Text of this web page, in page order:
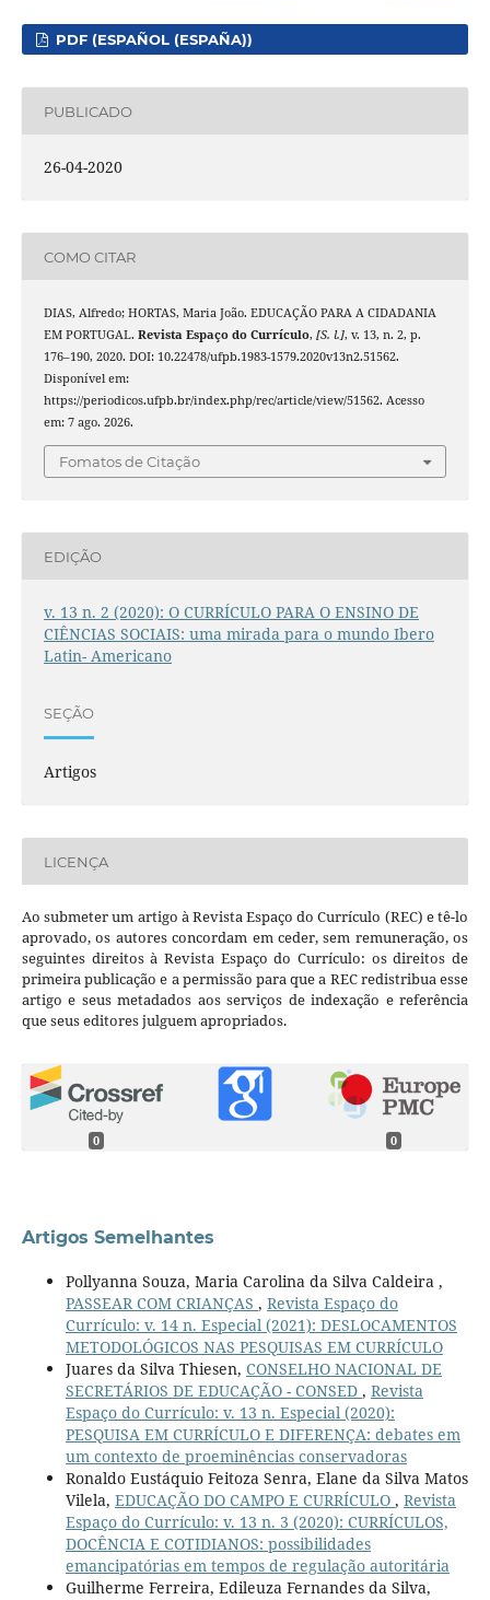
PDF (ESPAÑOL (ESPAÑA))
PUBLICADO
26-04-2020
COMO CITAR
DIAS, Alfredo; HORTAS, Maria João. EDUCAÇÃO PARA A CIDADANIA
EM PORTUGAL. Revista Espaço do Currículo, [S. l.], v. 13, n. 2, p.
176–190, 2020. DOI: 10.22478/ufpb.1983-1579.2020v13n2.51562.
Disponível em:
https://periodicos.ufpb.br/index.php/rec/article/view/51562. Acesso
em: 7 ago. 2026.
Fomatos de Citação
EDIÇÃO
v. 13 n. 2 (2020): O CURRÍCULO PARA O ENSINO DE
CIÊNCIAS SOCIAIS: uma mirada para o mundo Ibero
Latin- Americano
SEÇÃO
Artigos
LICENÇA
Ao submeter um artigo à Revista Espaço do Currículo (REC) e tê-lo
aprovado, os autores concordam em ceder, sem remuneração, os
seguintes direitos à Revista Espaço do Currículo: os direitos de
primeira publicação e a permissão para que a REC redistribua esse
artigo e seus metadados aos serviços de indexação e referência
que seus editores julguem apropriados.
0 0
Artigos Semelhantes
Pollyanna Souza, Maria Carolina da Silva Caldeira ,
PASSEAR COM CRIANÇAS , Revista Espaço do
Currículo: v. 14 n. Especial (2021): DESLOCAMENTOS
METODOLÓGICOS NAS PESQUISAS EM CURRÍCULO
Juares da Silva Thiesen, CONSELHO NACIONAL DE
SECRETÁRIOS DE EDUCAÇÃO - CONSED , Revista
Espaço do Currículo: v. 13 n. Especial (2020):
PESQUISA EM CURRÍCULO E DIFERENÇA: debates em
um contexto de proeminências conservadoras
Ronaldo Eustáquio Feitoza Senra, Elane da Silva Matos
Vilela, EDUCAÇÃO DO CAMPO E CURRÍCULO , Revista
Espaço do Currículo: v. 13 n. 3 (2020): CURRÍCULOS,
DOCÊNCIA E COTIDIANOS: possibilidades
emancipatórias em tempos de regulação autoritária
Guilherme Ferreira, Edileuza Fernandes da Silva,